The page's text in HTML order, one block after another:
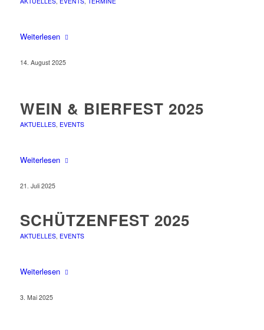
Weiterlesen
14. August 2025
WEIN & BIERFEST 2025
AKTUELLES, EVENTS
Weiterlesen
21. Juli 2025
SCHÜTZENFEST 2025
AKTUELLES, EVENTS
Weiterlesen
3. Mai 2025